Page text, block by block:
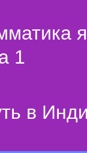
1
в